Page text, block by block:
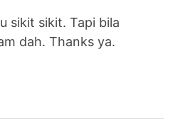
sikit sikit. Tapi bila
dah. Thanks ya.